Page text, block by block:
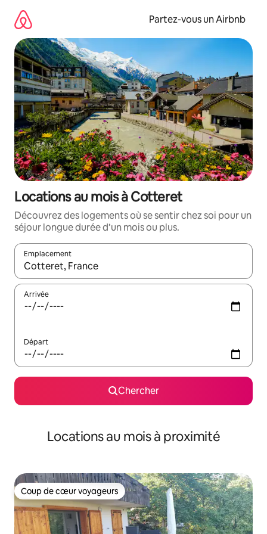
directement
contenu
Partez-vous un Airbnb
Locations au mois à Cotteret
Découvrez des logements où se sentir chez soi pour un
séjour longue durée d’un mois ou plus.
Emplacement
Quand les résultats sont affichés, parcourez-les en utilisant
Arrivée
Départ
Chercher
Locations au mois à proximité
Coup de cœur voyageurs
Coup de cœur voyageurs